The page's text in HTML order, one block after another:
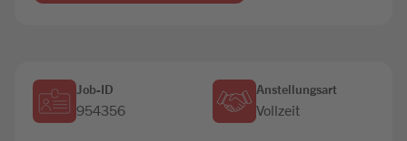
Job-ID
954356
Anstellungsart
Vollzeit